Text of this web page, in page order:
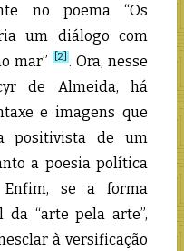
no poema “Os
um diálogo com
mar”
[2] . Ora, nesse
de Almeida, há
e imagens que
positivista de um
a poesia política
se a forma
da “arte pela arte”,
à versificação